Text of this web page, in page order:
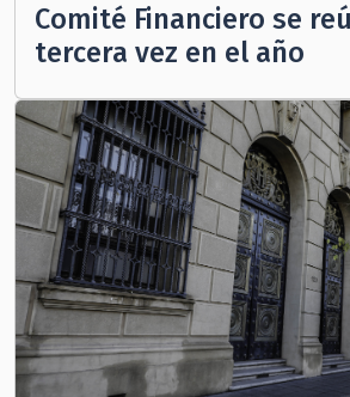
Comité Financiero se
tercera vez en el año